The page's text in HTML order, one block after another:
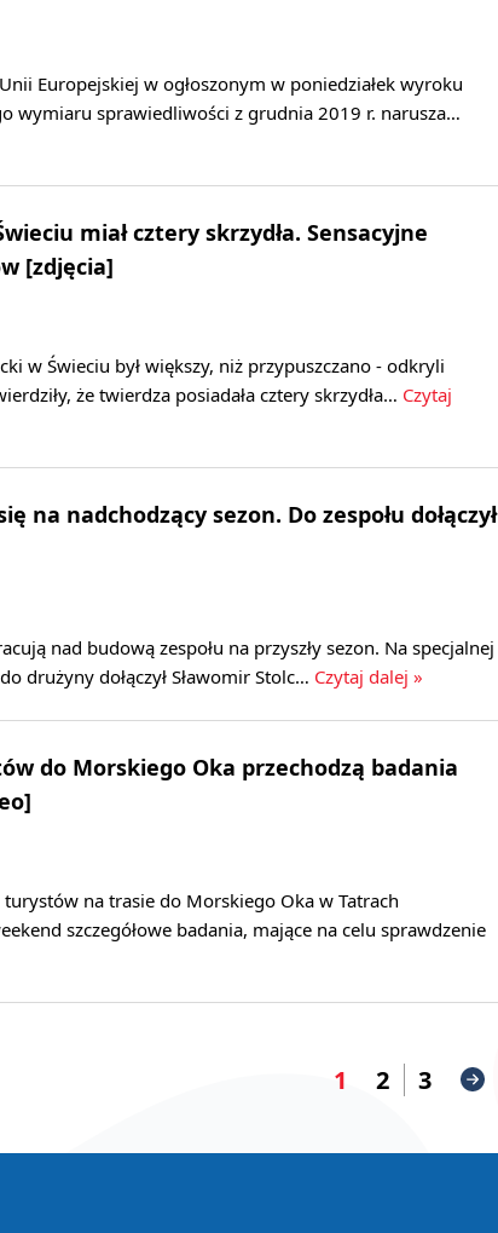
Europejskiej w ogłoszonym w poniedziałek wyroku
wymiaru sprawiedliwości z grudnia 2019 r. narusza…
miał cztery skrzydła. Sensacyjne
[zdjęcia]
w Świeciu był większy, niż przypuszczano - odkryli
że twierdza posiadała cztery skrzydła… Czytaj
na nadchodzący sezon. Do zespołu dołączył
nad budową zespołu na przyszły sezon. Na specjalnej
drużyny dołączył Sławomir Stolc… Czytaj dalej »
do Morskiego Oka przechodzą badania
na trasie do Morskiego Oka w Tatrach
szczegółowe badania, mające na celu sprawdzenie
1 2 3